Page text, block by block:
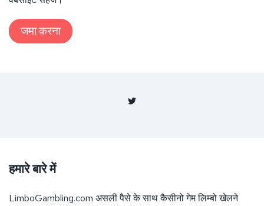
हमारे बारे में
LimboGambling.com असली पैसे के साथ कैसीनो गेम लिम्बो खेलने